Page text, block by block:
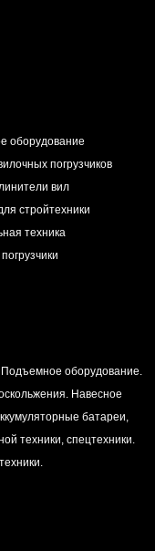
оборудование
погрузчиков
вил
стройтехники
техника
Подъемное оборудование.
Навесное
батареи,
техники, спецтехники.